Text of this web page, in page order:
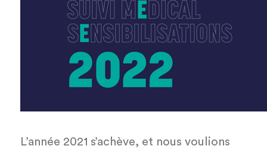
L’année 2021 s’achève, et nous voulions